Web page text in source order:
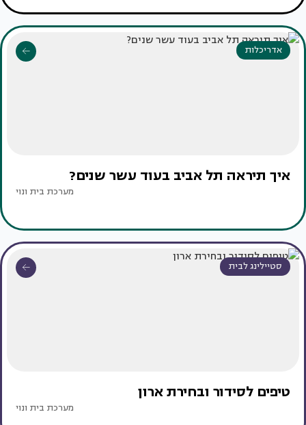
אדריכלות
איך תיראה תל אביב בעוד עשר שנים?
מערכת בית ונוי
סטיילינג לבית
טיפים לסידור ובחירת ארון
מערכת בית ונוי